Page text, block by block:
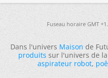
Fuseau horaire GMT
Dans l'universMaisonde
produitssur l'univers de
aspirateur robot,